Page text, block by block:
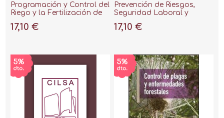
Programación y Control del
Riego y la Fertilización de
17,10 €
Prevención de Riesgos,
Seguridad Laboral y
Instalación de Aparatos y
17,10 €